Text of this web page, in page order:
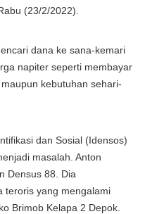
(23/2/2022).
dana ke sana-kemari
napiter seperti membayar
kebutuhan sehari-
dan Sosial (Idensos)
masalah. Anton
Densus 88. Dia
teroris yang mengalami
Brimob Kelapa 2 Depok.